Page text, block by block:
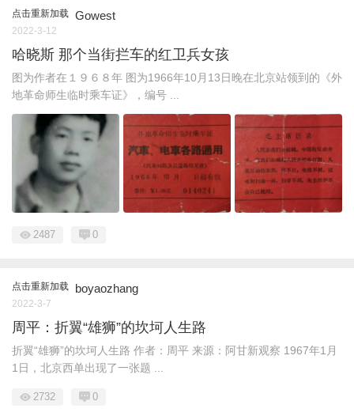
点击重新加载 Gowest
2022-3-12
哈晓斯 那个当街拦车的红卫兵女孩
图为作者在１９６８年 图为1966年10月13日晚在北京站领到的《外
地革命师生临时乘车证》，编号 ...
2487 0
点击重新加载 boyaozhang
2022-3-7
周平：折翼“雄狮”的坎坷人生路
折翼“雄狮”的坎坷人生路 作者：周平 来源：阿甘新观察 1967年1月
1日，北京西单出现了一张题 ...
2732 0